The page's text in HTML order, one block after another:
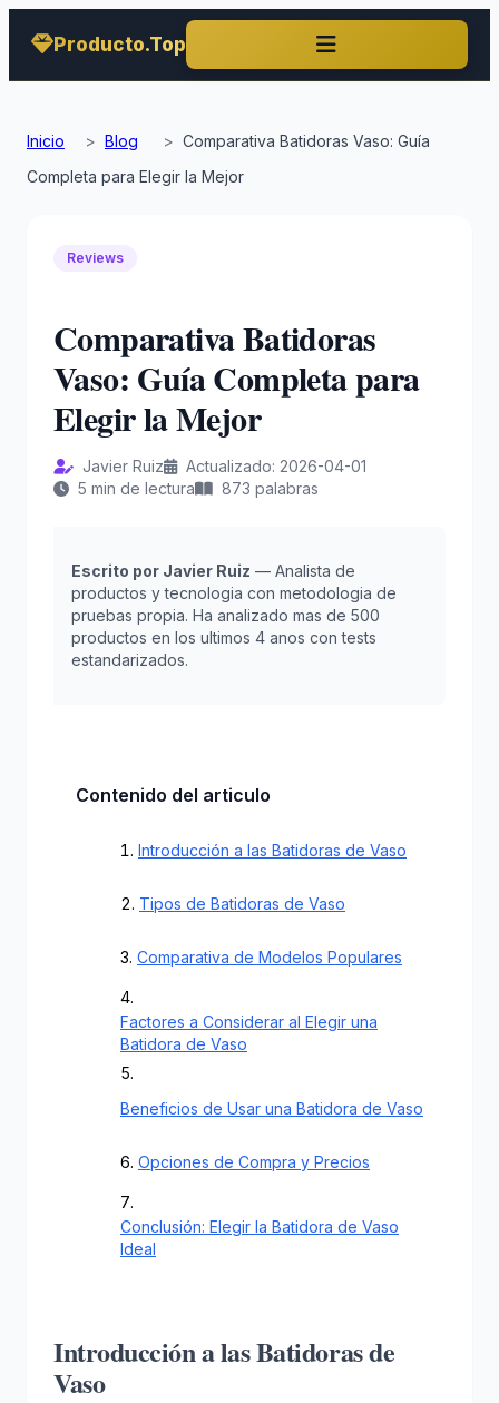
Producto.Top
Inicio > Blog > Comparativa Batidoras Vaso: Guía
Completa para Elegir la Mejor
Reviews
Comparativa Batidoras
Vaso: Guía Completa para
Elegir la Mejor
Javier Ruiz
Actualizado: 2026-04-01
5 min de lectura
873 palabras
Escrito por Javier Ruiz — Analista de
productos y tecnologia con metodologia de
pruebas propia. Ha analizado mas de 500
productos en los ultimos 4 anos con tests
estandarizados.
Contenido del articulo
Introducción a las Batidoras de Vaso
Tipos de Batidoras de Vaso
Comparativa de Modelos Populares
Factores a Considerar al Elegir una
Batidora de Vaso
Beneficios de Usar una Batidora de Vaso
Opciones de Compra y Precios
Conclusión: Elegir la Batidora de Vaso
Ideal
Introducción a las Batidoras de
Vaso